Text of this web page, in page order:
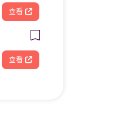
查看
查看